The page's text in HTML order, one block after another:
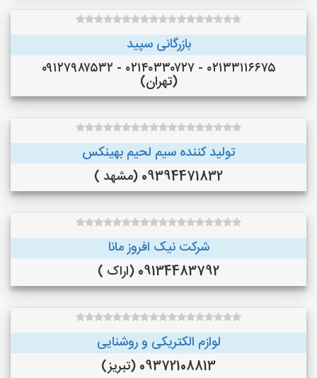
بازرگانی سپید
۰۲۱۳۳۱۱۶۶۷۵ - ۰۲۱۴۰۳۳۰۷۲۷ - ۰۹۱۲۷۹۸۷۵۳۲
(تهران)
تولید کننده سیم لحیم بهینکس
09394471832 (مشهد )
شرکت نیک افروز مانا
09134483792 (اراک )
لوازم الکتریکی و روشنایی
09372108813 (تبریز)